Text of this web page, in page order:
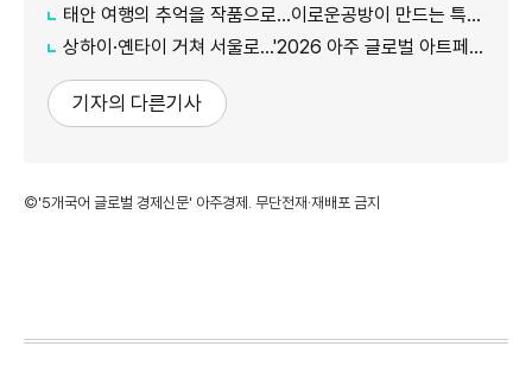
태안 여행의 추억을 작품으로…이로운공방이 만드는 특별한 체험
상하이·옌타이 거쳐 서울로…'2026 아주 글로벌 아트페어' 예술로 세계 잇다
기자의 다른기사
©'5개국어 글로벌 경제신문' 아주경제. 무단전재·재배포 금지